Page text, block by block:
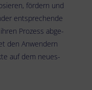
för­dern und
ent­spre­chen­de
Pro­zess abge­
den Anwen­dern
auf dem neu­es­